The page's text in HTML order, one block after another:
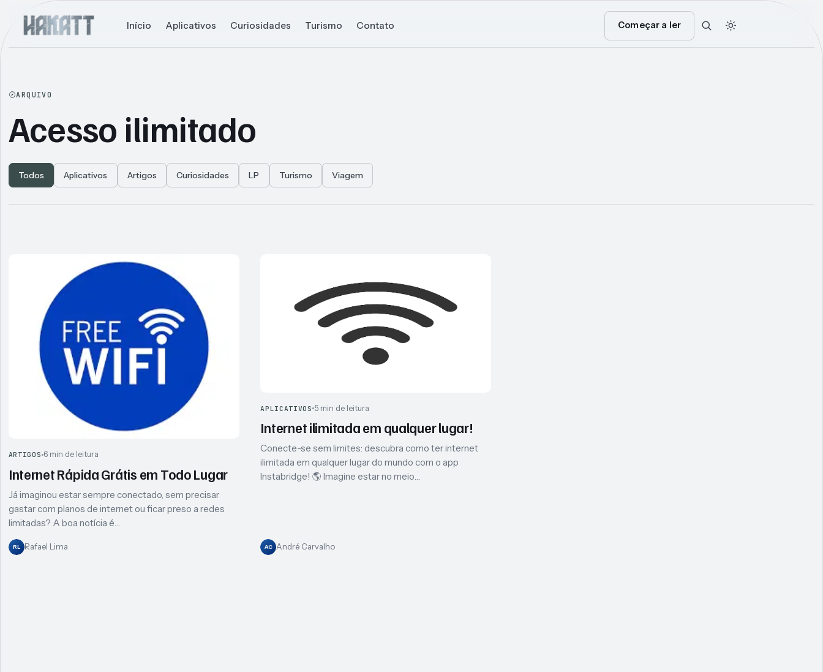
Início Aplicativos Curiosidades Turismo Contato Começar a ler
ARQUIVO
Acesso ilimitado
Todos Aplicativos Artigos Curiosidades LP Turismo Viagem
Articles
ARTIGOS 6 min de leitura
Internet Rápida Grátis em Todo Lugar
Já imaginou estar sempre conectado, sem precisar
gastar com planos de internet ou ficar preso a redes
limitadas? A boa notícia é…
RL Rafael Lima
APLICATIVOS 5 min de leitura
Internet ilimitada em qualquer lugar!
Conecte-se sem limites: descubra como ter internet
ilimitada em qualquer lugar do mundo com o app
Instabridge! 🌎 Imagine estar no meio…
AC André Carvalho